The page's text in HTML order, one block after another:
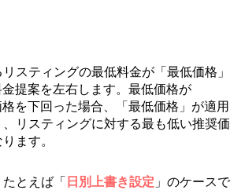
スティングの最低料金が「最低価格」
金提案を左右します。最低価格が
格を下回った場合、「最低価格」が適用
リスティングに対する最も低い推奨価
ます。
とえば「 日別 上書き設定 」のケースで